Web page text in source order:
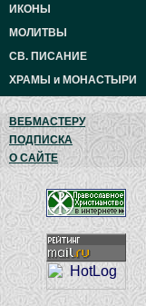
ИКОНЫ
МОЛИТВЫ
СВ. ПИСАНИЕ
ХРАМЫ и МОНАСТЫРИ
ВЕБМАСТЕРУ
ПОДПИСКА
О САЙТЕ